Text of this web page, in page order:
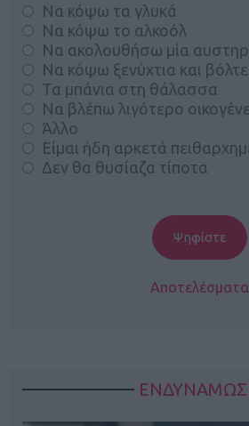
Να κόψω τα γλυκά
Να κόψω το αλκοόλ
Να ακολουθήσω μία
Να κόψω ξενύχτια και
Τα μπάνια στη θάλασσα
Να βλέπω λιγότερο
Άλλο
Είμαι ήδη αρκετά
Δεν θα θυσίαζα τίποτα
Αποτελέσματα